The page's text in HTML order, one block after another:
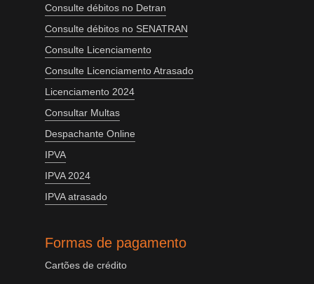
Consulte débitos no Detran
Consulte débitos no SENATRAN
Consulte Licenciamento
Consulte Licenciamento Atrasado
Licenciamento 2024
Consultar Multas
Despachante Online
IPVA
IPVA 2024
IPVA atrasado
Formas de pagamento
Cartões de crédito